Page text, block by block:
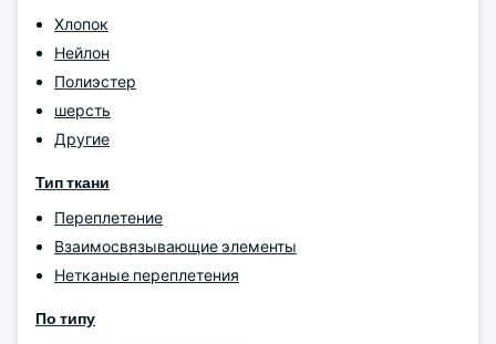
Хлопок
Нейлон
Полиэстер
шерсть
Другие
Тип ткани
Переплетение
Взаимосвязывающие элементы
Нетканые переплетения
По типу